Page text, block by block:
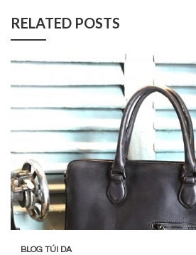
RELATED POSTS
BLOG TÚI DA